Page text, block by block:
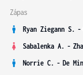
Zápas
Ryan Ziegann S. -
Sabalenka A. -
Norrie C. - De